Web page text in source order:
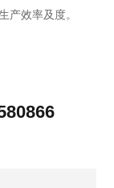
产效率及度。